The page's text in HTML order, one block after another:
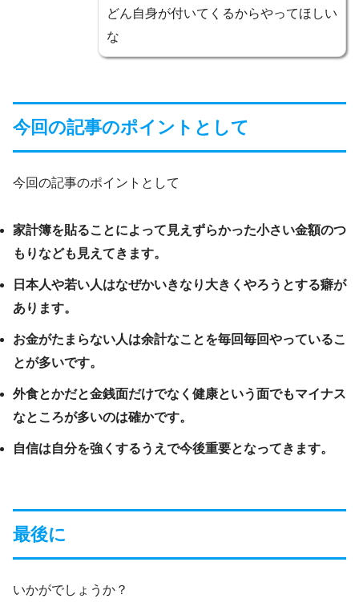
どん自身が付いてくるからやってほしい
な
今回の記事のポイントとして
今回の記事のポイントとして
家計簿を貼ることによって見えずらかった小さい金額のつ
もりなども見えてきます。
日本人や若い人はなぜかいきなり大きくやろうとする癖が
あります。
お金がたまらない人は余計なことを毎回毎回やっているこ
とが多いです。
外食とかだと金銭面だけでなく健康という面でもマイナス
なところが多いのは確かです。
自信は自分を強くするうえで今後重要となってきます。
最後に
いかがでしょうか？